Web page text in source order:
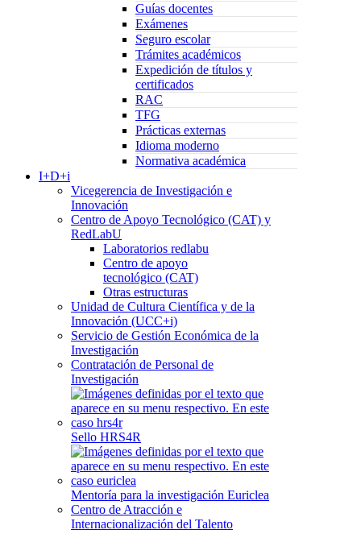
Guías docentes
Exámenes
Seguro escolar
Trámites académicos
Expedición de títulos y
certificados
RAC
TFG
Prácticas externas
Idioma moderno
Normativa académica
I+D+i
Vicegerencia de Investigación e
Innovación
Centro de Apoyo Tecnológico (CAT) y
RedLabU
Laboratorios redlabu
Centro de apoyo
tecnológico (CAT)
Otras estructuras
Unidad de Cultura Científica y de la
Innovación (UCC+i)
Servicio de Gestión Económica de la
Investigación
Contratación de Personal de
Investigación
Sello HRS4R
Mentoría para la investigación Euriclea
Centro de Atracción e
Internacionalización del Talento